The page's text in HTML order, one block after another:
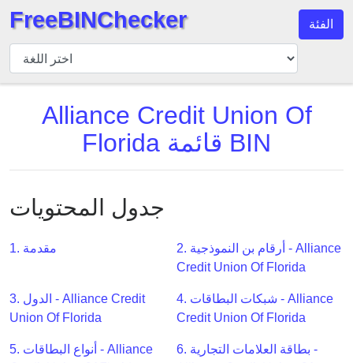
مدقق
BIN
API
Generator
Checker
v2
CC
FreeBINChecker الفئة
Alliance Credit Union Of
Florida قائمة BIN
جدول المحتويات
1. مقدمة
2. أرقام بن النموذجية - Alliance
Credit Union Of Florida
3. الدول - Alliance Credit
Union Of Florida
4. شبكات البطاقات - Alliance
Credit Union Of Florida
5. أنواع البطاقات - Alliance
6. بطاقة العلامات التجارية -